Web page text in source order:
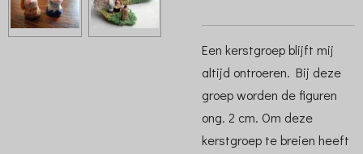
Een kerstgroep blijft mij
altijd ontroeren. Bij deze
groep worden de figuren
ong. 2 cm. Om deze
kerstgroep te breien heeft